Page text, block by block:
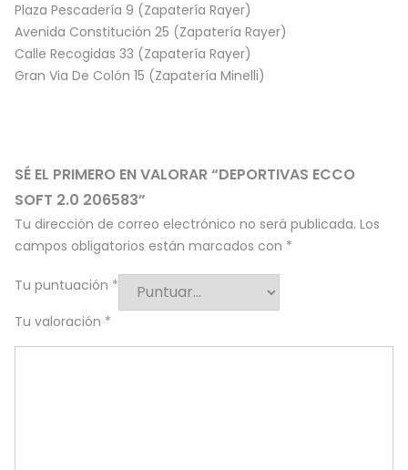
Plaza Pescadería 9 (Zapatería Rayer)
Avenida Constitución 25 (Zapatería Rayer)
Calle Recogidas 33 (Zapatería Rayer)
Gran Via De Colón 15 (Zapatería Minelli)
SÉ EL PRIMERO EN VALORAR “DEPORTIVAS ECCO
SOFT 2.0 206583”
Tu dirección de correo electrónico no será publicada. Los
campos obligatorios están marcados con *
Tu puntuación *
Tu valoración *